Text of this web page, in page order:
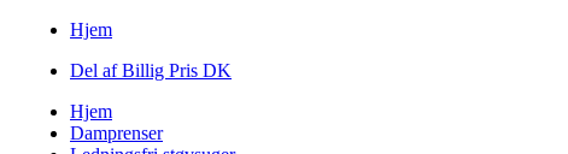
Hjem
Del af Billig Pris DK
Hjem
Damprenser